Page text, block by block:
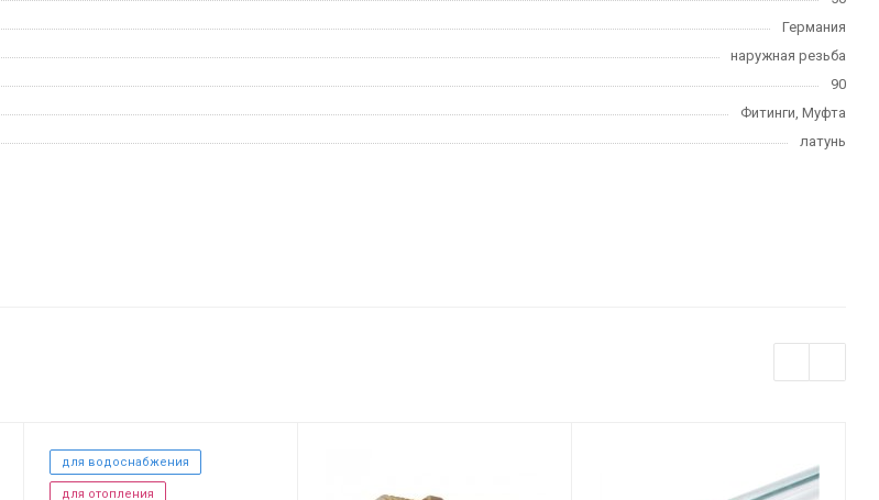
Германия
наружная резьба
90
Фитинги, Муфта
латунь
для водоснабжения
для отопления